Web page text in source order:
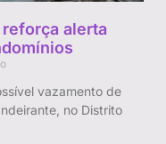
alerta
vazamento de
no Distrito